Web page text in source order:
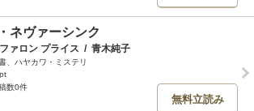
ネヴァーシンク
ァロン プライス / 青木純子
、ハヤカワ・ミステリ
数0件
無料立読み